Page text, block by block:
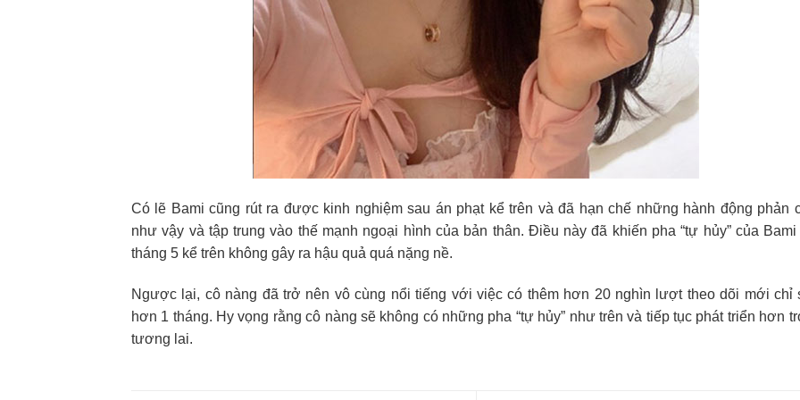
Có lẽ Bami cũng rút ra được kinh nghiệm sau án phạt kể trên và đã hạn chế những hành động phản
như vậy và tập trung vào thế mạnh ngoại hình của bản thân. Điều này đã khiến pha “tự hủy” của Bami
tháng 5 kể trên không gây ra hậu quả quá nặng nề.
Ngược lại, cô nàng đã trở nên vô cùng nổi tiếng với việc có thêm hơn 20 nghìn lượt theo dõi mới chỉ
hơn 1 tháng. Hy vọng rằng cô nàng sẽ không có những pha “tự hủy” như trên và tiếp tục phát triển hơn
tương lai.